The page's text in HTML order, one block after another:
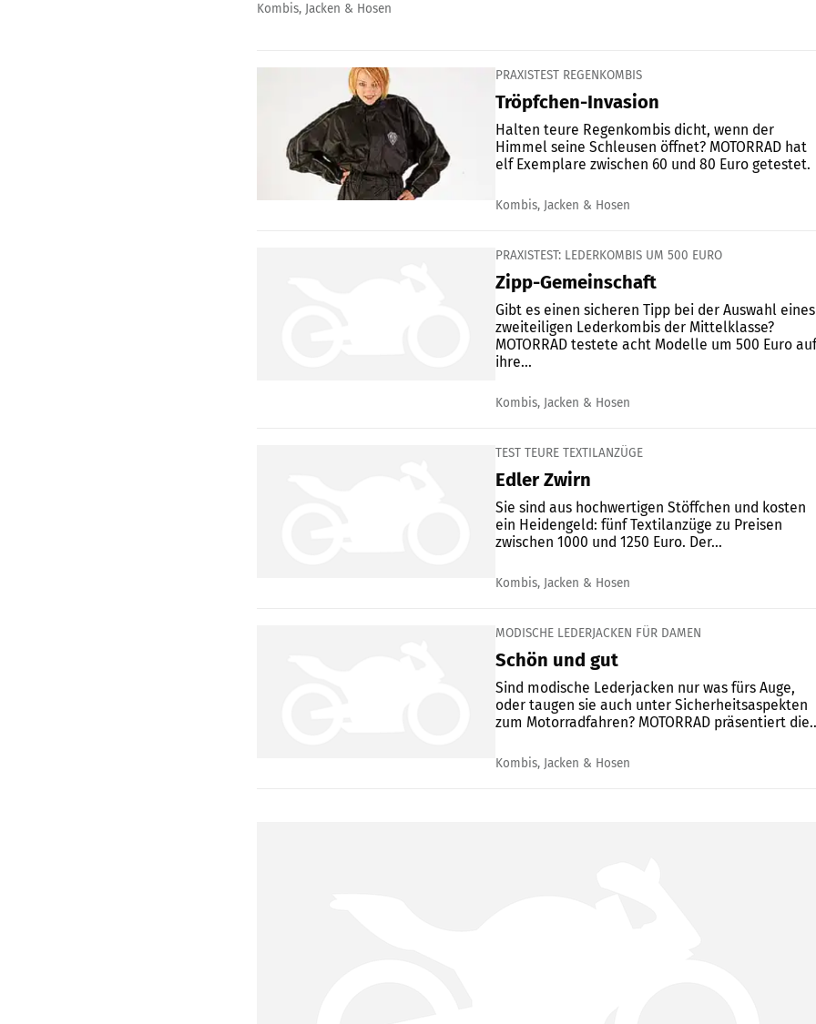
Kombis, Jacken & Hosen
PRAXISTEST REGENKOMBIS
Tröpfchen-Invasion
Halten teure Regenkombis dicht, wenn der
Himmel seine Schleusen öffnet? MOTORRAD hat
elf Exemplare zwischen 60 und 80 Euro getestet.
Kombis, Jacken & Hosen
PRAXISTEST: LEDERKOMBIS UM 500 EURO
Zipp-Gemeinschaft
Gibt es einen sicheren Tipp bei der Auswahl eines
zweiteiligen Lederkombis der Mittelklasse?
MOTORRAD testete acht Modelle um 500 Euro auf
ihre...
Kombis, Jacken & Hosen
TEST TEURE TEXTILANZÜGE
Edler Zwirn
Sie sind aus hochwertigen Stöffchen und kosten
ein Heidengeld: fünf Textilanzüge zu Preisen
zwischen 1000 und 1250 Euro. Der...
Kombis, Jacken & Hosen
MODISCHE LEDERJACKEN FÜR DAMEN
Schön und gut
Sind modische Lederjacken nur was fürs Auge,
oder taugen sie auch unter Sicherheitsaspekten
zum Motorradfahren? MOTORRAD präsentiert
Kombis, Jacken & Hosen